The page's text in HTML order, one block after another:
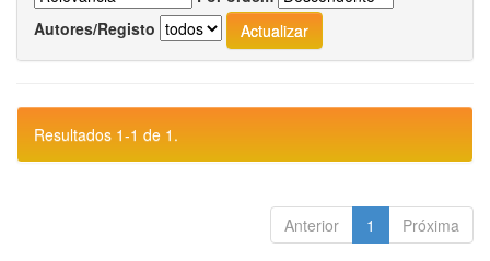
Autores/Registo
Resultados 1-1 de 1.
Anterior 1 Próxima